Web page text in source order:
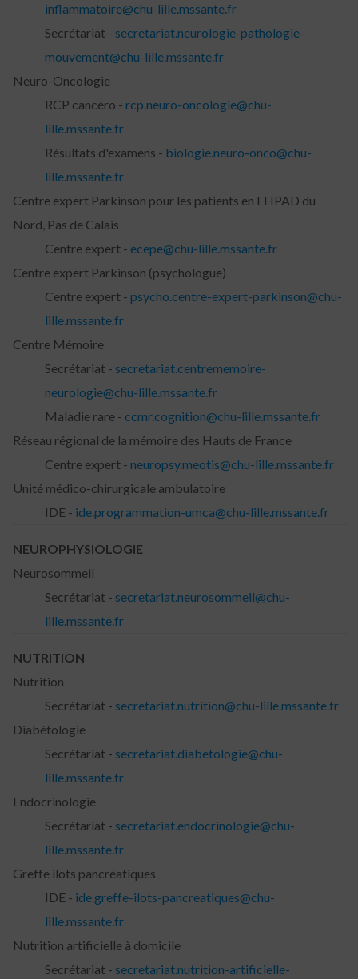
inflammatoire@chu-lille.mssante.fr
Secrétariat - secretariat.neurologie-pathologie-
mouvement@chu-lille.mssante.fr
Neuro-Oncologie
RCP cancéro - rcp.neuro-oncologie@chu-
lille.mssante.fr
Résultats d'examens - biologie.neuro-onco@chu-
lille.mssante.fr
Centre expert Parkinson pour les patients en EHPAD du
Nord, Pas de Calais
Centre expert - ecepe@chu-lille.mssante.fr​
Centre expert Parkinson (psychologue)
Centre expert - psycho.centre-expert-parkinson@chu-
lille.mssante.fr
Centre Mémoire
Secrétariat - secretariat.centrememoire-
neurologie@chu-lille.mssante.fr
Maladie rare - ccmr.cognition@chu-lille.mssante.fr
Réseau régional de la mémoire des Hauts de France
Centre expert - neuropsy.meotis@chu-lille.mssante.fr
Unité médico-chirurgicale ambulatoire
IDE - ide.programmation-umca@chu-lille.mssante.fr
NEUROPHYSIOLOGIE
Neurosommeil
Secrétariat - secretariat.neurosommeil@chu-
lille.mssante.fr
NUTRITION
Nutrition
Secrétariat - secretariat.nutrition@chu-lille.mssante.fr
Diabétologie
Secrétariat - secretariat.diabetologie@chu-
lille.mssante.fr
Endocrinologie
Secrétariat - secretariat.endocrinologie@chu-
lille.mssante.fr
Greffe ilots pancréatiques
IDE - ide.greffe-ilots-pancreatiques@chu-
lille.mssante.fr
Nutrition artificielle à domicile
Secrétariat - secretariat.nutrition-artificielle-